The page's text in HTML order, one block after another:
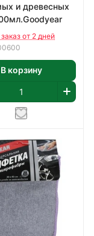
и древесных
500мл.Goodyear
от 2 дней
В корзину